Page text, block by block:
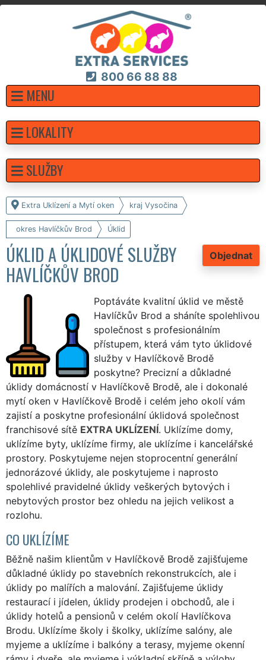
800 66 88 88
MENU
Extra Uklízení a Mytí oken kraj Vysočina
okres Havlíčkův Brod Úklid
Objednat
ÚKLID A ÚKLIDOVÉ SLUŽBY
HAVLÍČKŮV BROD
Poptáváte kvalitní úklid ve městě
Havlíčkův Brod a sháníte spolehlivou
společnost s profesionálním
přístupem, která vám tyto úklidové
služby v Havlíčkově Brodě
poskytne? Precizní a důkladné
úklidy domácností v Havlíčkově Brodě, ale i dokonalé
mytí oken v Havlíčkově Brodě i celém jeho okolí vám
zajistí a poskytne profesionální úklidová společnost
franchisové sítě EXTRA UKLÍZENÍ. Uklízíme domy,
uklízíme byty, uklízíme firmy, ale uklízíme i kancelářské
prostory. Poskytujeme nejen stoprocentní generální
jednorázové úklidy, ale poskytujeme i naprosto
spolehlivé pravidelné úklidy veškerých bytových i
nebytových prostor bez ohledu na jejich velikost a
rozlohu.
CO UKLÍZÍME
Běžně našim klientům v Havlíčkově Brodě zajišťujeme
důkladné úklidy po stavebních rekonstrukcích, ale i
úklidy po malířích a malování. Zajišťujeme úklidy
restaurací i jídelen, úklidy prodejen i obchodů, ale i
úklidy hotelů a pensionů v celém okolí Havlíčkova
Brodu. Uklízíme školy i školky, uklízíme salóny, ale
myjeme a uklízíme i balkóny a terasy, myjeme okenní
LOKALITY
SLUŽBY